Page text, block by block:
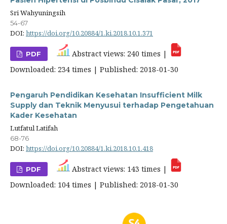
Sri Wahyuningsih
54-67
DOI: https://doi.org/10.20884/1.ki.2018.10.1.371
PDF
Abstract views: 240 times |
Downloaded: 234 times | Published: 2018-01-30
Pengaruh Pendidikan Kesehatan Insufficient Milk
Supply dan Teknik Menyusui terhadap Pengetahuan
Kader Kesehatan
Lutfatul Latifah
68-76
DOI: https://doi.org/10.20884/1.ki.2018.10.1.418
PDF
Abstract views: 143 times |
Downloaded: 104 times | Published: 2018-01-30